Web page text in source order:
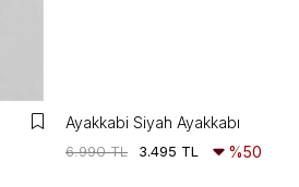
Ayakkabi Siyah Ayakkabı
3.495 TL
6.990 TL %50